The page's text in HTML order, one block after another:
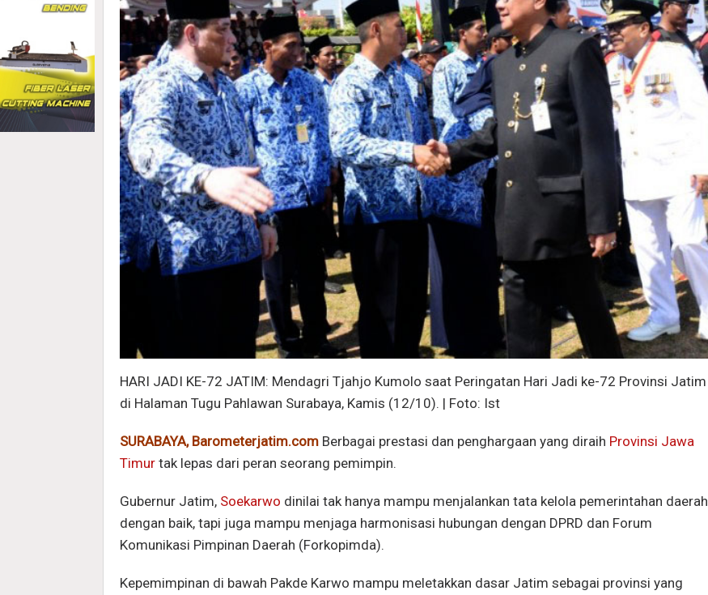
HARI JADI KE-72 JATIM: Mendagri Tjahjo Kumolo saat Peringatan Hari Jadi ke-72 Provinsi Jatim
di Halaman Tugu Pahlawan Surabaya, Kamis (12/10). | Foto: Ist
SURABAYA, Barometerjatim.com Berbagai prestasi dan penghargaan yang diraih Provinsi Jawa
Timur tak lepas dari peran seorang pemimpin.
Gubernur Jatim, Soekarwo dinilai tak hanya mampu menjalankan tata kelola pemerintahan daerah
dengan baik, tapi juga mampu menjaga harmonisasi hubungan dengan DPRD dan Forum
Komunikasi Pimpinan Daerah (Forkopimda).
Kepemimpinan di bawah Pakde Karwo mampu meletakkan dasar Jatim sebagai provinsi yang